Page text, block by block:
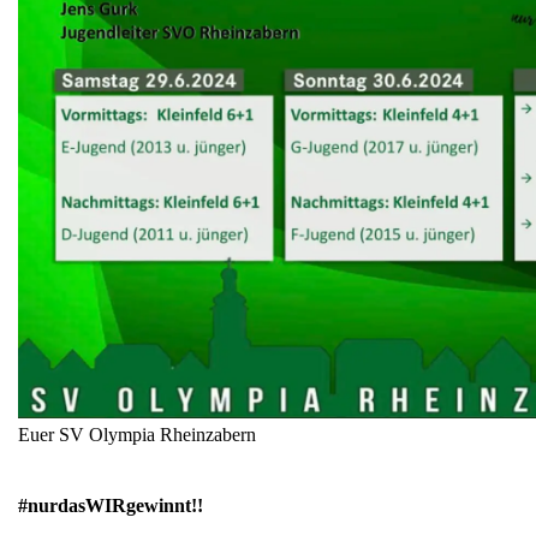
Euer SV Olympia Rheinzabern
#nurdasWIRgewinnt!!